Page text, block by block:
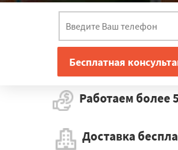
Работаем более
Доставка